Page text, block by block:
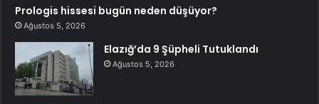
Prologis hissesi bugün neden düşüyor?
Ağustos 5, 2026
Elazığ’da 9 Şüpheli Tutuklandı
Ağustos 5, 2026